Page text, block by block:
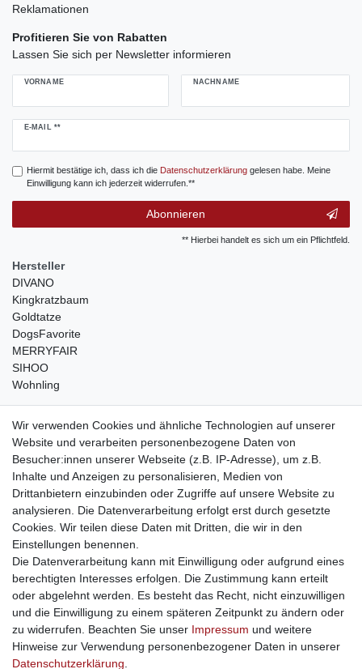
Reklamationen
Profitieren Sie von Rabatten
Lassen Sie sich per Newsletter informieren
VORNAME NACHNAME
E-MAIL **
Newsletter
Hiermit bestätige ich, dass ich die Daten­schutz­erklärunggelesen habe. Meine
Einwilligung kann ich jederzeit widerrufen.**
Abonnieren
** Hierbei handelt es sich um ein Pflichtfeld.
Hersteller
DIVANO
Kingkratzbaum
Goldtatze
DogsFavorite
MERRYFAIR
SIHOO
Wohnling
weitere Shops
traumlampen- Lampen und Kronleuchter
kinderwagencenter- Exklusive und günstige Kinderwagen
gastrogeraete24- alles für Gastronomie und Imbiss
soziale Medien
Facebook
sicher einkaufen
Sichere Bestellung und Zahlung via SSL Verschlüsselung
Wir verwenden Cookies und ähnliche Technologien auf unserer
Website und verarbeiten personenbezogene Daten von
Besucher:innen unserer Webseite (z.B. IP-Adresse), um z.B.
Inhalte und Anzeigen zu personalisieren, Medien von
Drittanbietern einzubinden oder Zugriffe auf unsere Website zu
analysieren. Die Datenverarbeitung erfolgt erst durch gesetzte
Cookies. Wir teilen diese Daten mit Dritten, die wir in den
Einstellungen benennen.
Die Datenverarbeitung kann mit Einwilligung oder aufgrund eines
berechtigten Interesses erfolgen. Die Zustimmung kann erteilt
oder abgelehnt werden. Es besteht das Recht, nicht einzuwilligen
und die Einwilligung zu einem späteren Zeitpunkt zu ändern oder
zu widerrufen. Beachten Sie unser Impressum und weitere
Hinweise zur Verwendung personenbezogener Daten in unserer
Daten­schutz­erklärung